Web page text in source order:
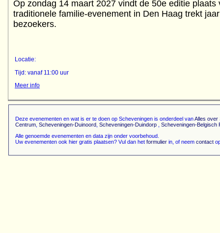
Op zondag 14 maart 2027 vindt de 50e editie
traditionele familie-evenement in Den Haag trekt
bezoekers.
Locatie:
Tijd: vanaf 11:00 uur
Meer info
Deze evenementen en wat is er te doen op Scheveningen is onderdeel vanAlles over
Centrum Scheveningen-Duinoord Scheveningen-Duindorp
Scheveningen-Belgisch
Alle genoemde evenementen en data zijn onder voorbehoud.
Uw evenementen ook hier gratis plaatsen? Vul dan het formulier in, of neem contact